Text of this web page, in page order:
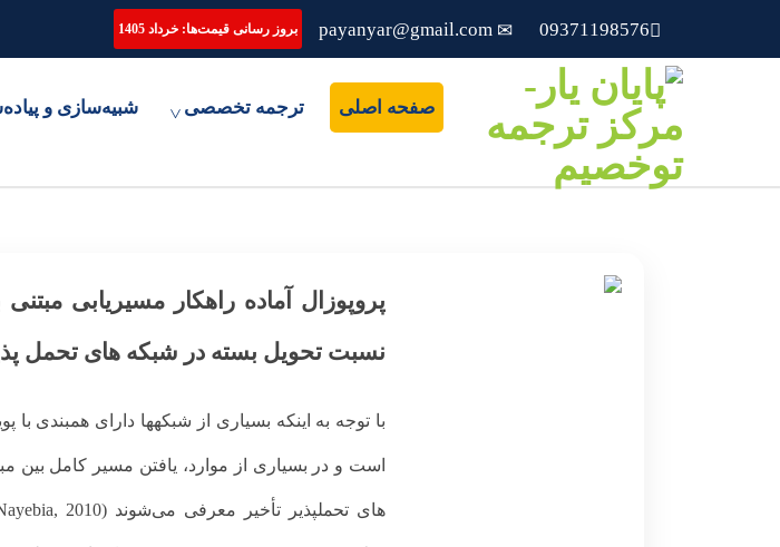
ترجمه تخصصی مقاله، انجام پایان
09371198576 بروز رسانی قیمت‌ها: خرداد 1405
صفحه اصلی ترجمه تخصصی شبیه‌سازی و
پروپوزال آماده راهکار مسیریابی
نسبت تحویل بسته در شبکه های تحمل
با توجه به ­اینکه بسیاری از شبکه­ها دارای هم­بندی با